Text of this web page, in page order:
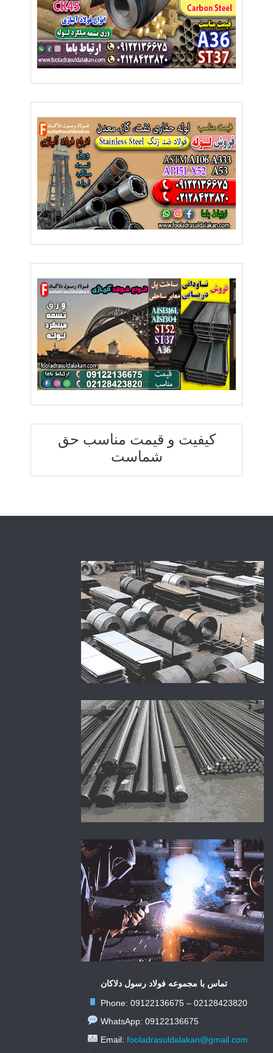
کیفیت و قیمت مناسب حق
شماست
تماس با مجموعه فولاد رسول دلاکان
Phone: 09122136675 – 02128423820
WhatsApp: 09122136675
Email:fooladrasuldalakan@gmail.com